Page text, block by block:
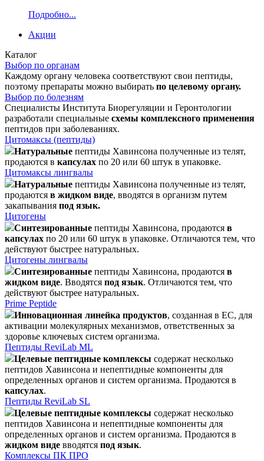
Подробно...
Акции
Каталог
Выбор по органам
Каждому органу человека соответствуют свои пептиды,
поэтому препараты можно выбирать по целевому органу.
Выбор по болезням
Специалисты Института Биорегуляции и Геронтологии
разработали специальные схемы комплексного применения
пептидов при заболеваниях.
Цитомаксы (пептиды)
Натуральные пептиды Хавинсона полученные из телят,
продаются в капсулах по 20 или 60 штук в упаковке.
Цитомаксы лингвалы
Натуральные пептиды Хавинсона полученные из телят,
продаются в жидком виде, вводятся в организм путем
закапывания под язык.
Цитогены
Синтезированные пептиды Хавинсона, продаются в
капсулах по 20 или 60 штук в упаковке. Отличаются тем, что
действуют быстрее натуральных.
Цитогены лингвалы
Синтезированные пептиды Хавинсона, продаются в
жидком виде. Вводятся под язык. Отличаются тем, что
действуют быстрее натуральных.
Prime Peptide
Инновационная линейка продуктов, созданная в ЕС, для
активации молекулярных механизмов, ответственных за
здоровье ключевых систем организма.
Пептиды ReviLab ML
Целевые пептидные комплексы содержат несколько
пептидов Хавинсона и непептидные компоненты для
определенных органов и систем организма. Продаются в
капсулах.
Пептиды ReviLab SL
Целевые пептидные комплексы содержат несколько
пептидов Хавинсона и непептидные компоненты для
определенных органов и систем организма. Продаются в
жидком виде вводятся под язык.
Комплексы ПК ПРО